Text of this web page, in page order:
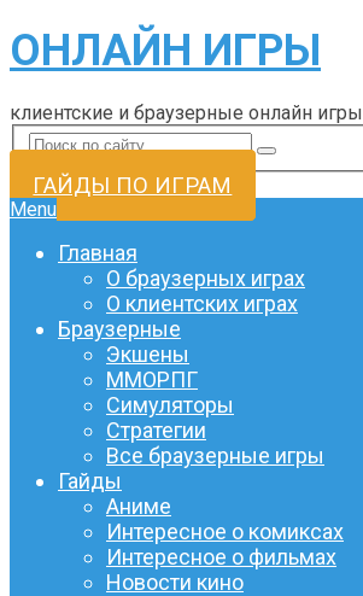
ОНЛАЙН ИГРЫ
клиентские и браузерные онлайн игры
ГАЙДЫ ПО ИГРАМ
Menu
Главная
О браузерных играх
О клиентских играх
Браузерные
Экшены
ММОРПГ
Симуляторы
Стратегии
Все браузерные игры
Гайды
Аниме
Интересное о комиксах
Интересное о фильмах
Новости кино